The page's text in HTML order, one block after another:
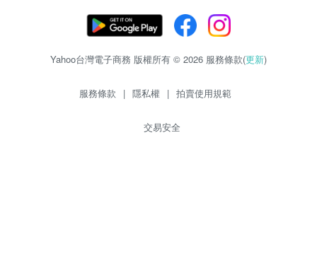
Yahoo台灣電子商務 版權所有 © 2026 服務條款(更新)
服務條款 | 隱私權 | 拍賣使用規範
交易安全